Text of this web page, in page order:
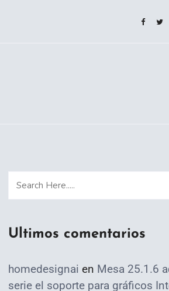
Ultimos comentarios
homedesignai en Mesa 25.1.6
serie el soporte para gráficos